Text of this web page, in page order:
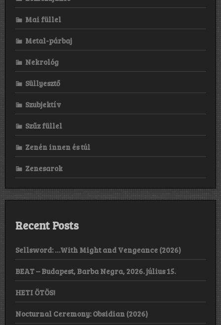
Mai füllel
Metal-párbaj
Nekrológ
Süllyesztő
Szubjektív
Szűz füllel
Zenén innen és túl
Zenesarok
Recent Posts
Sellsword: …With Might and Vengeance (2026)
BEAT – Budapest, Barba Negra, 2026. július 15.
HETI ÖTÖS!
Nocturnal Ceremony: Obsidian (2026)